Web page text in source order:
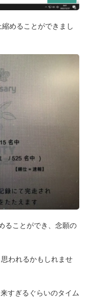
めることができまし
ることができ、念願の
われるかもしれませ
すぎるぐらいのタイム